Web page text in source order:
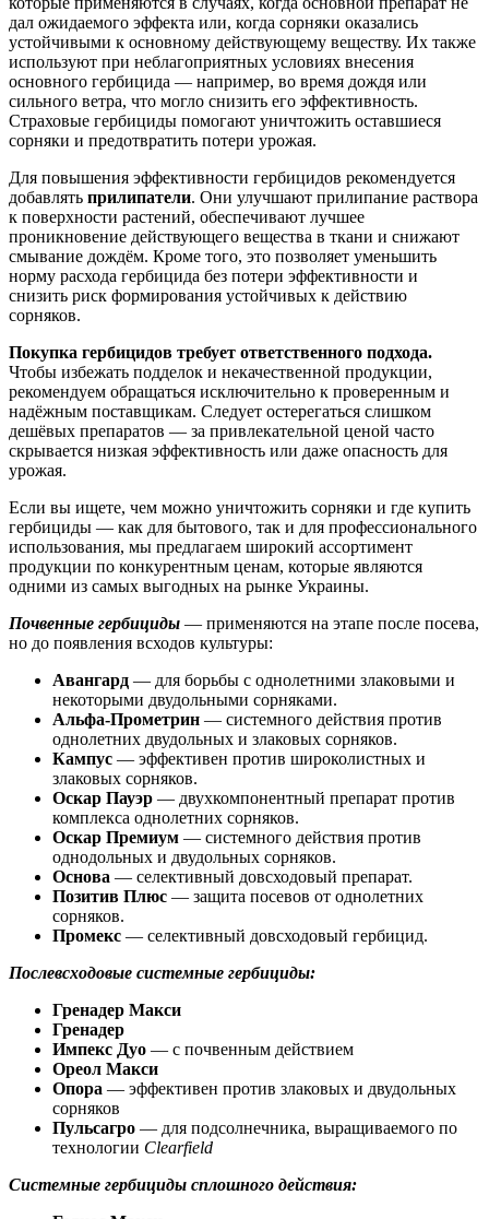
дал ожидаемого эффекта или, когда сорняки оказались
устойчивыми к основному действующему веществу. Их также
используют при неблагоприятных условиях внесения
основного гербицида — например, во время дождя или
сильного ветра, что могло снизить его эффективность.
Страховые гербициды помогают уничтожить оставшиеся
сорняки и предотвратить потери урожая.
Для повышения эффективности гербицидов рекомендуется
добавлять прилипатели. Они улучшают прилипание раствора
к поверхности растений, обеспечивают лучшее
проникновение действующего вещества в ткани и снижают
смывание дождём. Кроме того, это позволяет уменьшить
норму расхода гербицида без потери эффективности и
снизить риск формирования устойчивых к действию
сорняков.
Покупка гербицидов требует ответственного подхода.
Чтобы избежать подделок и некачественной продукции,
рекомендуем обращаться исключительно к проверенным и
надёжным поставщикам. Следует остерегаться слишком
дешёвых препаратов — за привлекательной ценой часто
скрывается низкая эффективность или даже опасность для
урожая.
Если вы ищете, чем можно уничтожить сорняки и где купить
гербициды — как для бытового, так и для профессионального
использования, мы предлагаем широкий ассортимент
продукции по конкурентным ценам, которые являются
одними из самых выгодных на рынке Украины.
Почвенные гербициды — применяются на этапе после посева,
но до появления всходов культуры:
Авангард — для борьбы с однолетними злаковыми и
некоторыми двудольными сорняками.
Альфа-Прометрин — системного действия против
однолетних двудольных и злаковых сорняков.
Кампус — эффективен против широколистных и
злаковых сорняков.
Оскар Пауэр — двухкомпонентный препарат против
комплекса однолетних сорняков.
Оскар Премиум — системного действия против
однодольных и двудольных сорняков.
Основа — селективный довсходовый препарат.
Позитив Плюс — защита посевов от однолетних
сорняков.
Промекс — селективный довсходовый гербицид.
Послевсходовые системные гербициды:
Гренадер Макси
Гренадер
Импекс Дуо — с почвенным действием
Ореол Макси
Опора — эффективен против злаковых и двудольных
сорняков
Пульсагро — для подсолнечника, выращиваемого по
технологии Clearfield
Системные гербициды сплошного действия: